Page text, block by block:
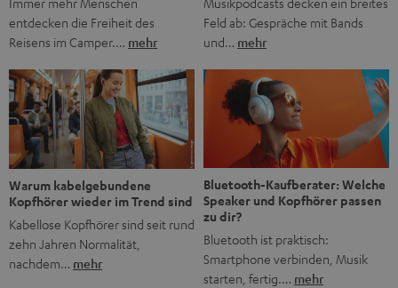
entdecken die Freiheit des
Reisens im Camper.… mehr
Feld ab: Gespräche mit Bands
und… mehr
Warum kabelgebundene
Kopfhörer wieder im Trend sind
Kabellose Kopfhörer sind seit rund
zehn Jahren Normalität,
nachdem… mehr
Bluetooth-Kaufberater: Welche
Speaker und Kopfhörer passen
zu dir?
Bluetooth ist praktisch:
Smartphone verbinden, Musik
starten, fertig.… mehr